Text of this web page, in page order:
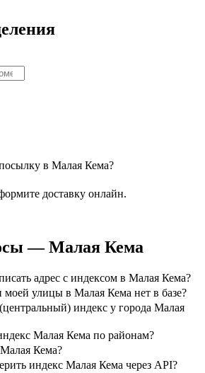
в Малая Кема?
доставку онлайн.
— Малая Кема
адрес с индексом в Малая Кема?
моей улицы в Малая Кема нет в базе?
индекс у города Малая
Малая Кема по районам?
Кема?
индекс Малая Кема через API?